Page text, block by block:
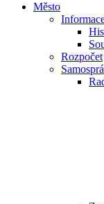
Město
Rozpočet